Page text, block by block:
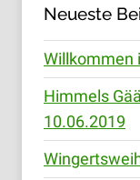
Neueste
Willkommen
Himmels
10.06.2019